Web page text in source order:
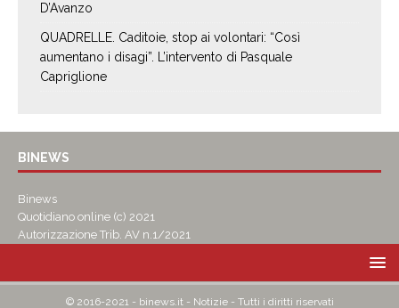
D’Avanzo
QUADRELLE. Caditoie, stop ai volontari: “Così
aumentano i disagi”. L’intervento di Pasquale
Capriglione
BINEWS
Binews
Quotidiano online (c) 2021
Autorizzazione Trib. AV n.1/2021
© 2016-2021 - binews.it - Notizie - Tutti i diritti riservati